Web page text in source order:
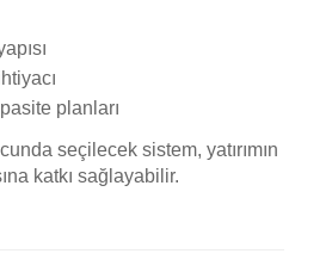
planları
seçilecek sistem, yatırımın
katkı sağlayabilir.